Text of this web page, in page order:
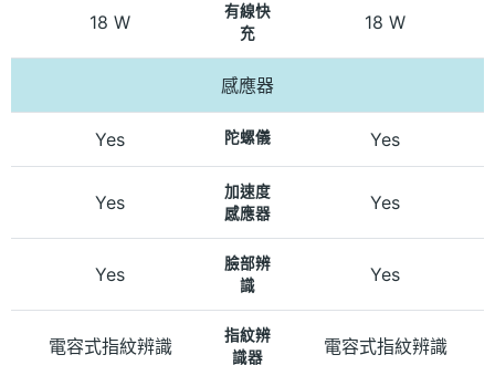
18 W
有線快
充
18 W
感應器
Yes 陀螺儀 Yes
Yes
加速度
感應器
Yes
Yes
臉部辨
識
Yes
電容式指紋辨識
指紋辨
識器
電容式指紋辨識